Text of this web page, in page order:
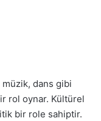
dans gibi
rol oynar. Kültürel
bir role sahiptir.